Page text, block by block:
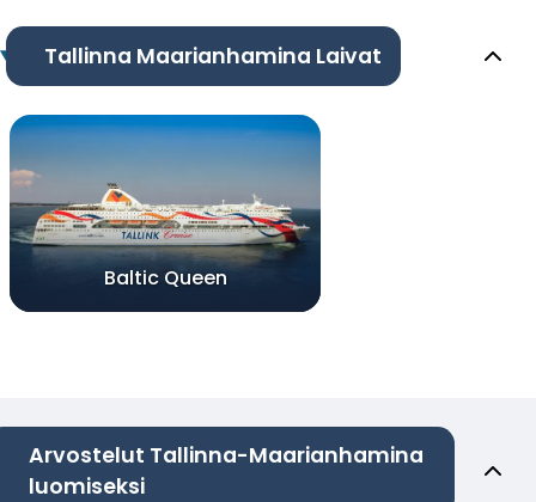
Tallinna Maarianhamina Laivat
Baltic Queen
Arvostelut Tallinna-Maarianhamina
luomiseksi